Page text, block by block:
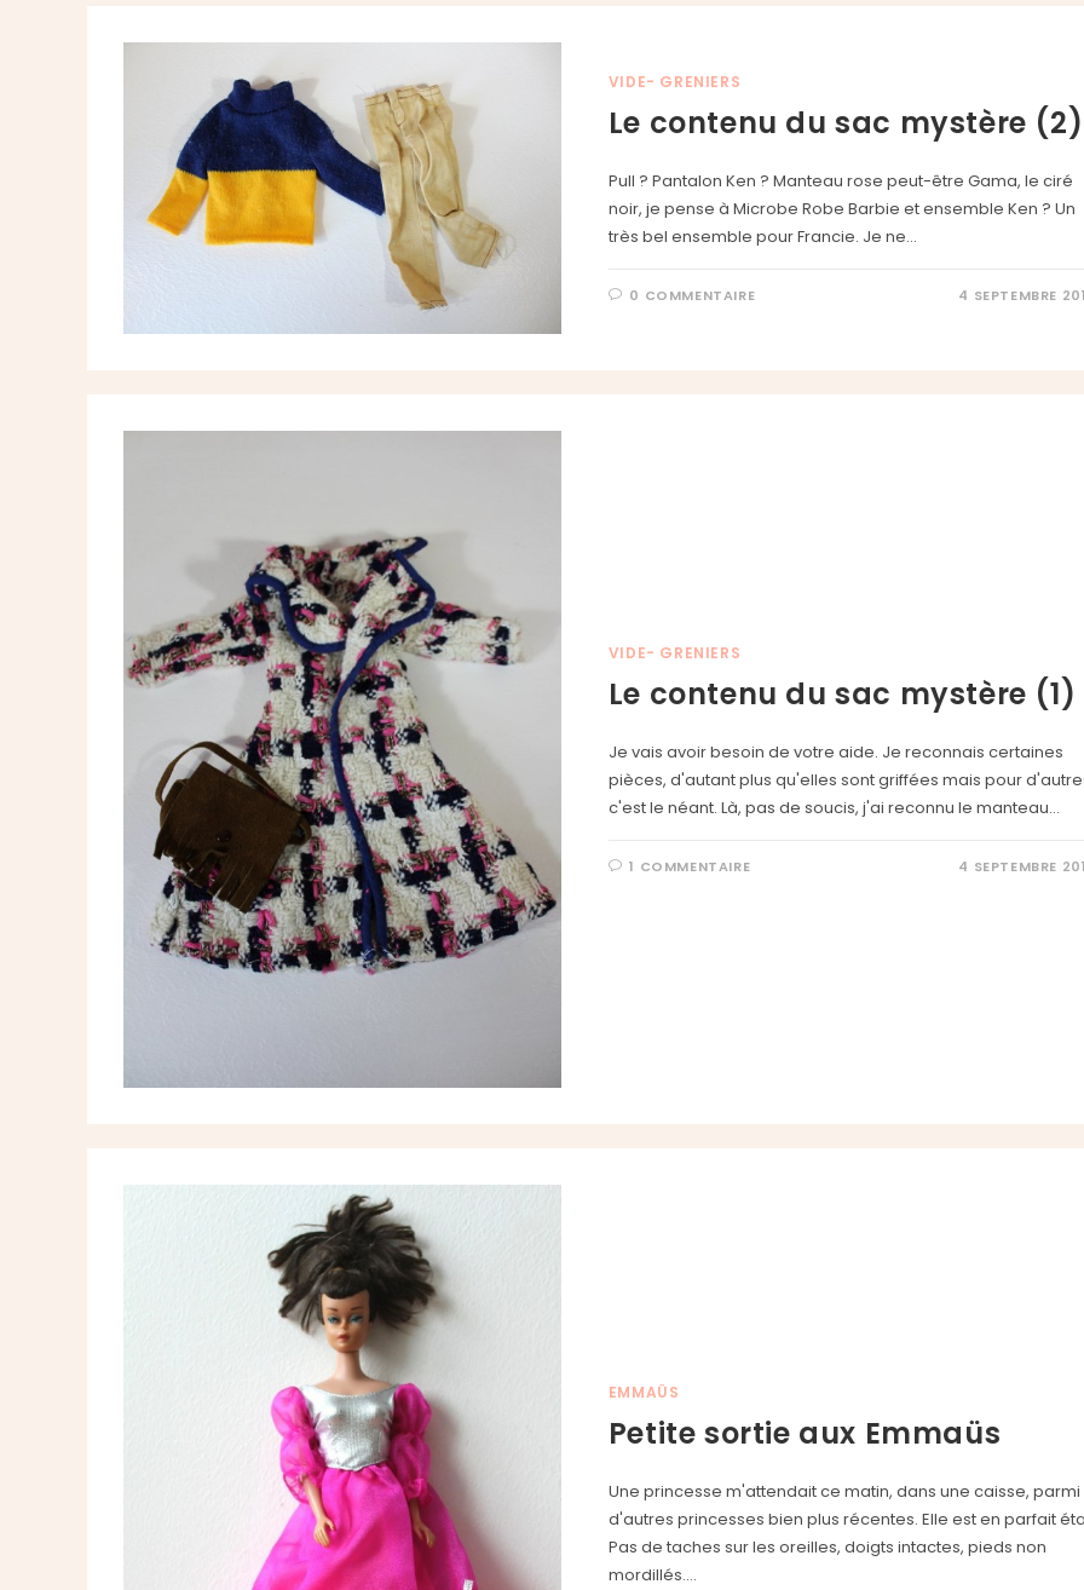
VIDE- GRENIERS
Le contenu du sac mystère (2)
Pull ? Pantalon Ken ? Manteau rose peut-être Gama, le ciré
noir, je pense à Microbe Robe Barbie et ensemble Ken ? Un
très bel ensemble pour Francie. Je ne…
0 COMMENTAIRE 4 SEPTEMBRE
VIDE- GRENIERS
Le contenu du sac mystère (1)
Je vais avoir besoin de votre aide. Je reconnais certaines
pièces, d'autant plus qu'elles sont griffées mais pour
c'est le néant. Là, pas de soucis, j'ai reconnu le manteau…
1 COMMENTAIRE 4 SEPTEMBRE
EMMAÜS
Petite sortie aux Emmaüs
Une princesse m'attendait ce matin, dans une caisse, parmi
d'autres princesses bien plus récentes. Elle est en parfait
Pas de taches sur les oreilles, doigts intactes, pieds non
mordillés.…